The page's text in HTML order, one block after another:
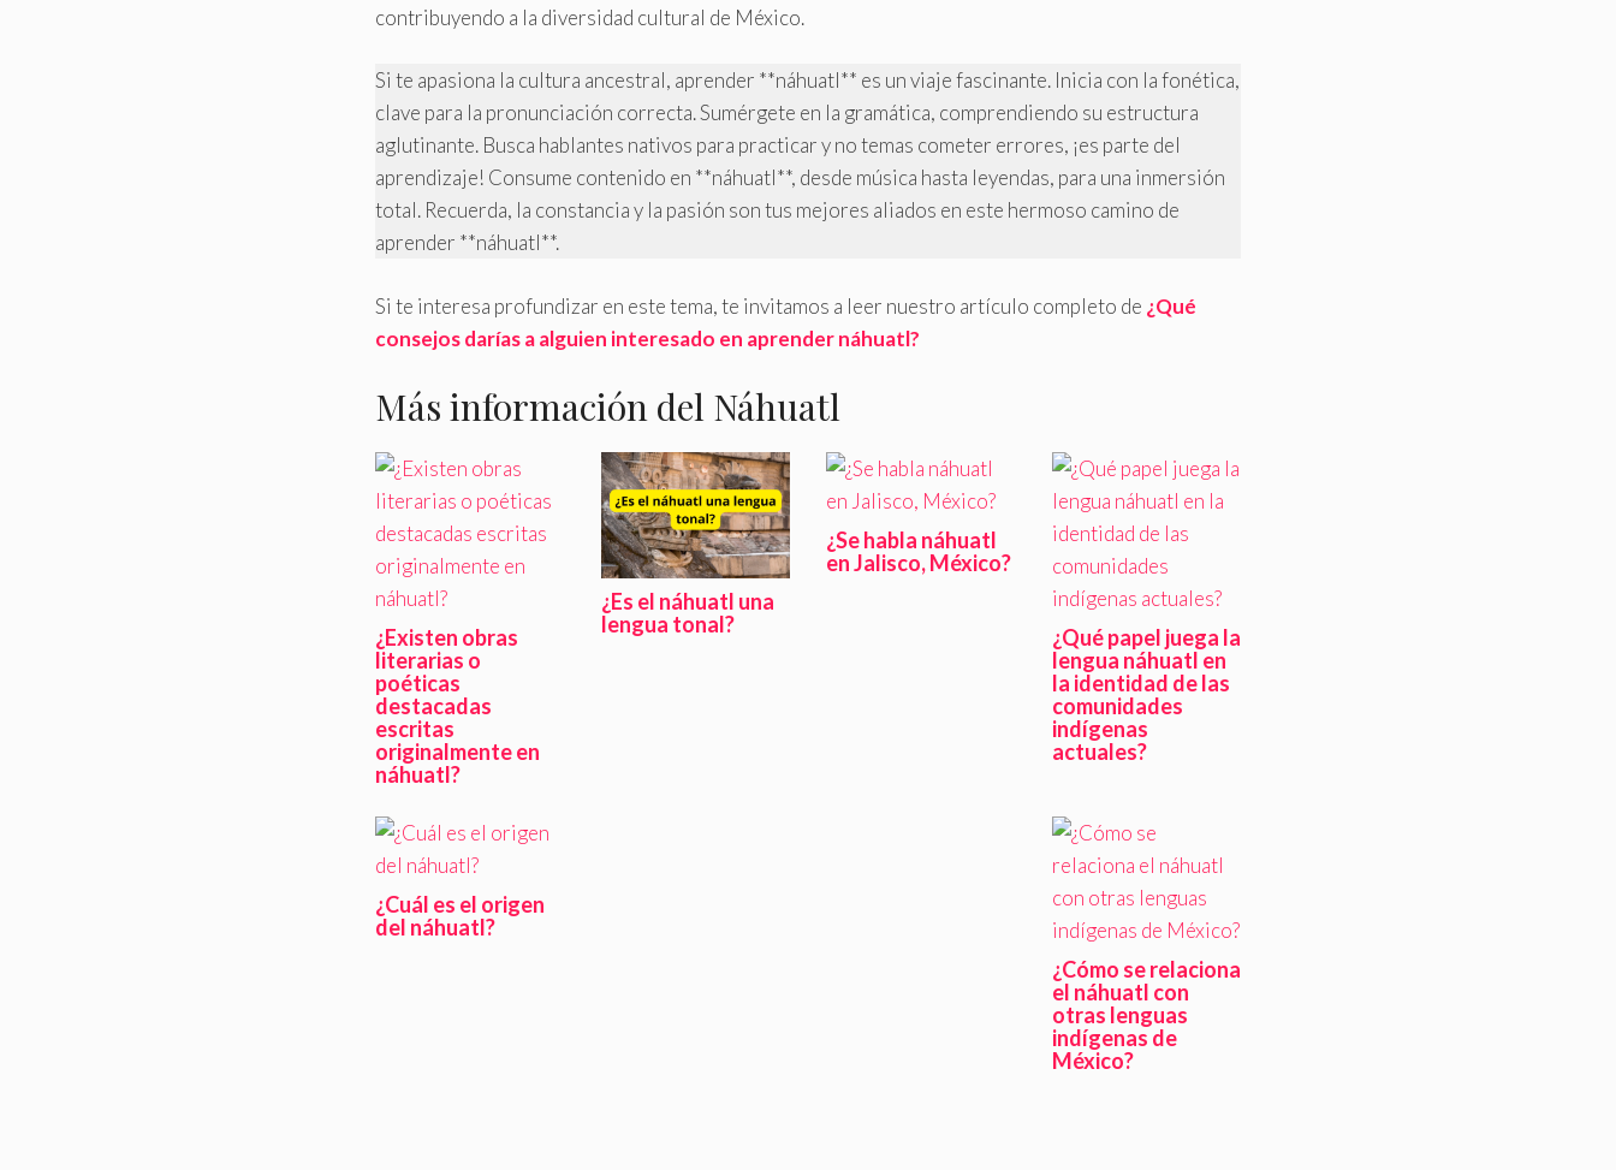
contribuyendo a la diversidad cultural de México.
Si te apasiona la cultura ancestral, aprender **náhuatl** es un viaje fascinante. Inicia con la fonética,
clave para la pronunciación correcta. Sumérgete en la gramática, comprendiendo su estructura
aglutinante. Busca hablantes nativos para practicar y no temas cometer errores, ¡es parte del
aprendizaje! Consume contenido en **náhuatl**, desde música hasta leyendas, para una inmersión
total. Recuerda, la constancia y la pasión son tus mejores aliados en este hermoso camino de
aprender **náhuatl**.
Si te interesa profundizar en este tema, te invitamos a leer nuestro artículo completo de ¿Qué
consejos darías a alguien interesado en aprender náhuatl?
Más información del Náhuatl
¿Existen obras
literarias o
poéticas
destacadas
escritas
originalmente en
náhuatl?
¿Es el náhuatl una
lengua tonal?
¿Se habla náhuatl
en Jalisco, México?
¿Qué papel juega la
lengua náhuatl en
la identidad de las
comunidades
indígenas
actuales?
¿Cuál es el origen
del náhuatl?
¿Cómo se relaciona
el náhuatl con
otras lenguas
indígenas de
México?